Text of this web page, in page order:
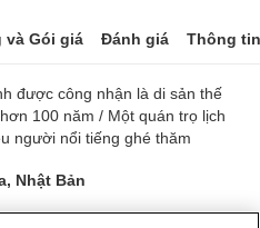
và Gói giá Đánh giá Thông
được công nhận là di sản thế
100 năm / Một quán trọ lịch
người nổi tiếng ghé thăm
Nhật Bản